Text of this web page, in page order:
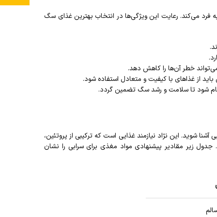
فرد می‌کند. رعایت این ویژگی‌ها در انتخاب بهترین غذای سگ
خطر آن‌ها را کاهش دهد.
از غذاهای با کیفیت و متعادل استفاده شود.
شود تا سلامت و رشد سگ تضمین گردد.
شوید. این نژاد نیازمند غذایی است که ترکیبی از پروتئین،
زیر مقادیر پیشنهادی مواد مغذی برای سرابی را نشان